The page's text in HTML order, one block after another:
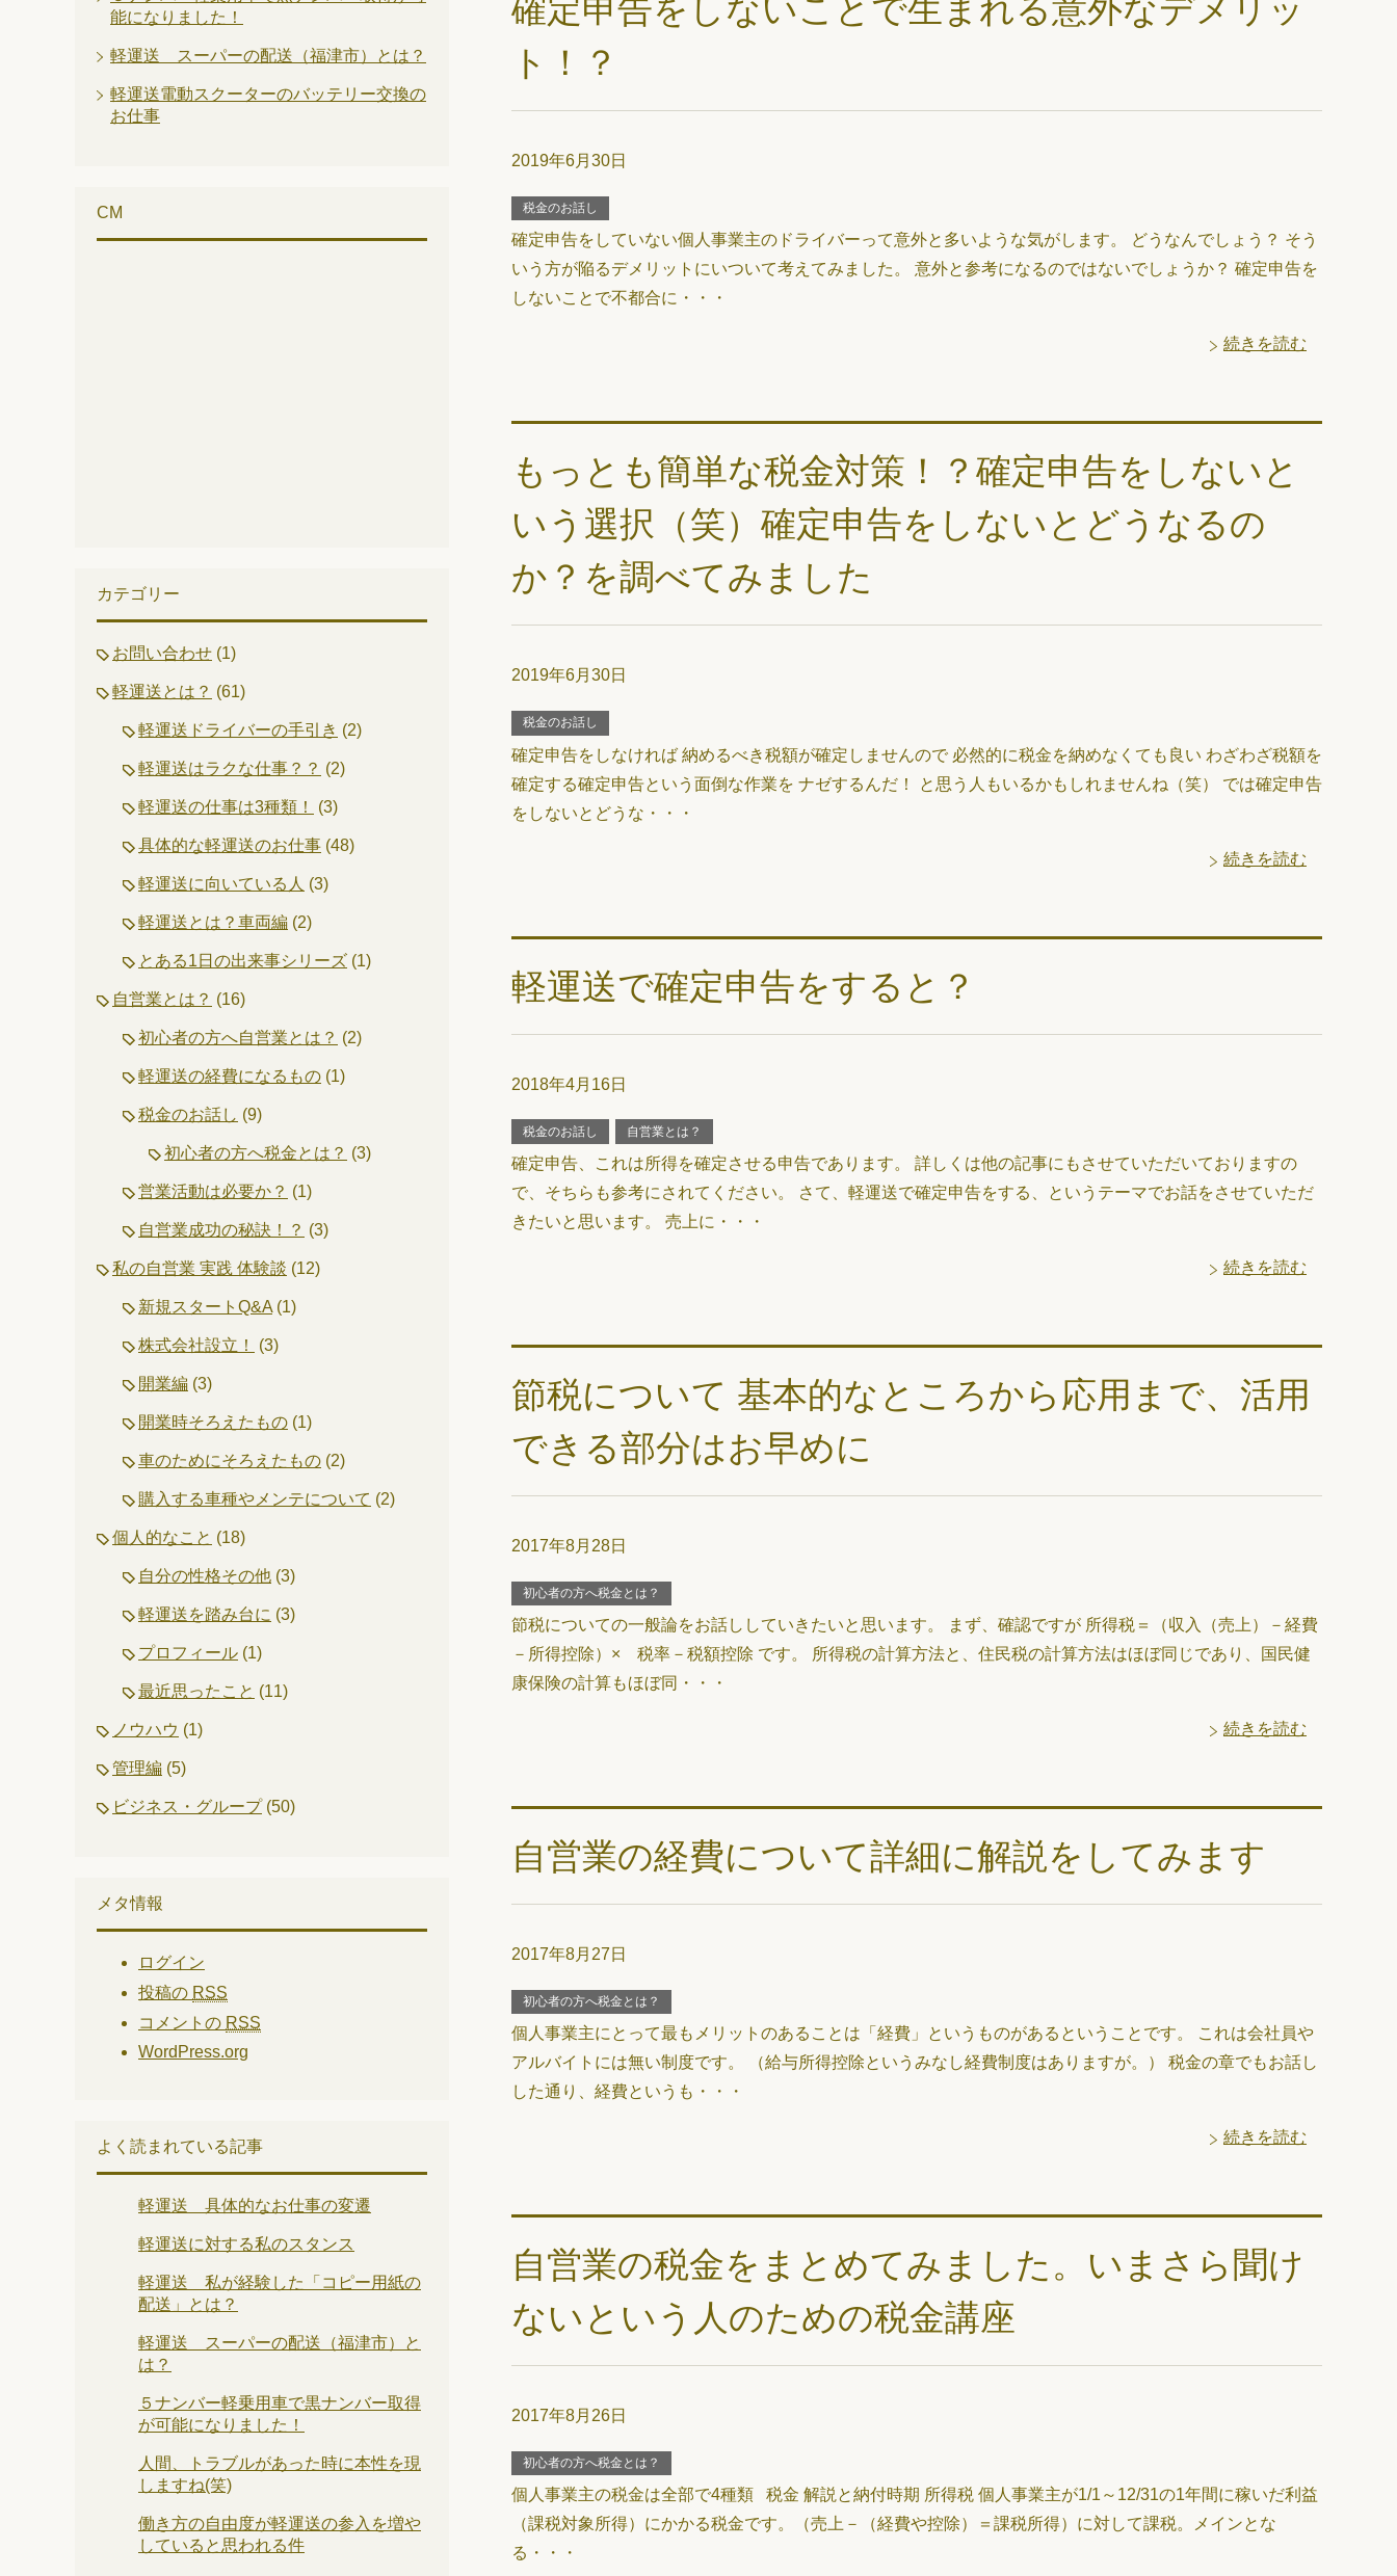
確定申告をしないことで生まれる意外なデメリッ
ト！？
2019年6月30日
税金のお話し
確定申告をしていない個人事業主のドライバーって意外と多いような気がします。 どうなんでしょう？ そう
いう方が陥るデメリットにいついて考えてみました。 意外と参考になるのではないでしょうか？ 確定申告を
しないことで不都合に・・・
続きを読む
もっとも簡単な税金対策！？確定申告をしないと
いう選択（笑）確定申告をしないとどうなるの
か？を調べてみました
2019年6月30日
税金のお話し
確定申告をしなければ 納めるべき税額が確定しませんので 必然的に税金を納めなくても良い わざわざ税額を
確定する確定申告という面倒な作業を ナゼするんだ！ と思う人もいるかもしれませんね（笑） では確定申告
をしないとどうな・・・
続きを読む
軽運送で確定申告をすると？
2018年4月16日
税金のお話し 自営業とは？
確定申告、これは所得を確定させる申告であります。 詳しくは他の記事にもさせていただいておりますの
で、そちらも参考にされてください。 さて、軽運送で確定申告をする、というテーマでお話をさせていただ
きたいと思います。 売上に・・・
続きを読む
節税について 基本的なところから応用まで、活用
できる部分はお早めに
2017年8月28日
初心者の方へ税金とは？
節税についての一般論をお話ししていきたいと思います。 まず、確認ですが 所得税＝（収入（売上）－経費
－所得控除）× 税率－税額控除 です。 所得税の計算方法と、住民税の計算方法はほぼ同じであり、国民健
康保険の計算もほぼ同・・・
続きを読む
自営業の経費について詳細に解説をしてみます
2017年8月27日
初心者の方へ税金とは？
個人事業主にとって最もメリットのあることは「経費」というものがあるということです。 これは会社員や
アルバイトには無い制度です。 （給与所得控除というみなし経費制度はありますが。） 税金の章でもお話し
した通り、経費というも・・・
続きを読む
自営業の税金をまとめてみました。いまさら聞け
ないという人のための税金講座
2017年8月26日
初心者の方へ税金とは？
個人事業主の税金は全部で4種類 税金 解説と納付時期 所得税 個人事業主が1/1～12/31の1年間に稼いだ利益
（課税対象所得）にかかる税金です。（売上－（経費や控除）＝課税所得）に対して課税。メインとな
る・・・
能になりました！
軽運送 スーパーの配送（福津市）とは？
軽運送電動スクーターのバッテリー交換の
お仕事
CM
カテゴリー
お問い合わせ (1)
軽運送とは？ (61)
軽運送ドライバーの手引き (2)
軽運送はラクな仕事？？ (2)
軽運送の仕事は3種類！ (3)
具体的な軽運送のお仕事 (48)
軽運送に向いている人 (3)
軽運送とは？車両編 (2)
とある1日の出来事シリーズ (1)
自営業とは？ (16)
初心者の方へ自営業とは？ (2)
軽運送の経費になるもの (1)
税金のお話し (9)
初心者の方へ税金とは？ (3)
営業活動は必要か？ (1)
自営業成功の秘訣！？ (3)
私の自営業 実践 体験談 (12)
新規スタートQ&A (1)
株式会社設立！ (3)
開業編 (3)
開業時そろえたもの (1)
車のためにそろえたもの (2)
購入する車種やメンテについて (2)
個人的なこと (18)
自分の性格その他 (3)
軽運送を踏み台に (3)
プロフィール (1)
最近思ったこと (11)
ノウハウ (1)
管理編 (5)
ビジネス・グループ(50)
メタ情報
ログイン
投稿の RSS
コメントの RSS
WordPress.org
よく読まれている記事
軽運送 具体的なお仕事の変遷
軽運送に対する私のスタンス
軽運送 私が経験した「コピー用紙の
配送」とは？
軽運送 スーパーの配送（福津市）と
は？
５ナンバー軽乗用車で黒ナンバー取得
が可能になりました！
人間、トラブルがあった時に本性を現
しますね(笑)
働き方の自由度が軽運送の参入を増や
していると思われる件